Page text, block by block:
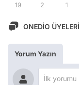
19 2 1
ONEDİO
Yorum Yazın